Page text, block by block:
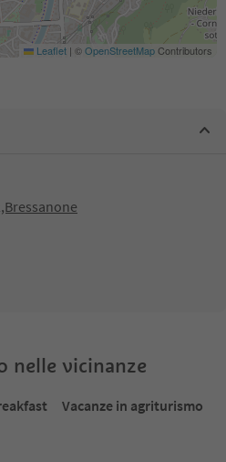
Leaflet | ©OpenStreetMapContributors
nelle vicinanze
Vacanze in agriturismo